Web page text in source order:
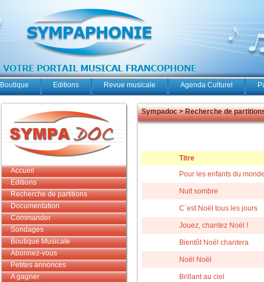
Boutique Editions Revue musicale Agenda Culturel
Accueil
Editions
Recherche de partitions
Documentation
Commander
Sondages
Boutique Musicale
Abonnez-vous
Petites annonces
A gagner
Sympadoc > Recherche de
Titre
Pour les enfants du
Nuit sombre
C´est Noël tous les jours
Jouez, chantez Noël !
Bientôt Noël chantera
Noël Noël
Brillant au ciel